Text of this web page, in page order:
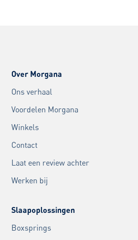
Over Morgana
Ons verhaal
Voordelen Morgana
Winkels
Contact
Laat een review achter
Werken bij
Slaapoplossingen
Boxsprings